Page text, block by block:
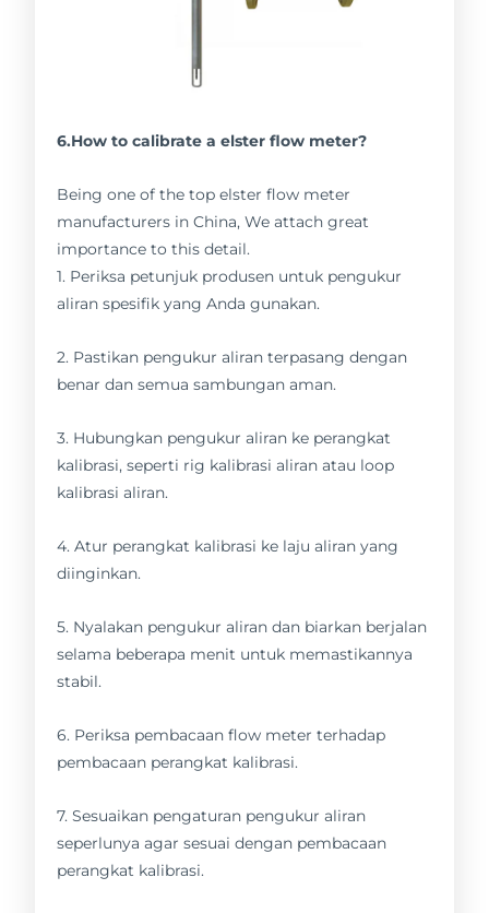
6.How to calibrate a elster flow meter?
Being one of the top elster flow meter
manufacturers in China, We attach great
importance to this detail.
1. Periksa petunjuk produsen untuk pengukur
aliran spesifik yang Anda gunakan.
2. Pastikan pengukur aliran terpasang dengan
benar dan semua sambungan aman.
3. Hubungkan pengukur aliran ke perangkat
kalibrasi, seperti rig kalibrasi aliran atau loop
kalibrasi aliran.
4. Atur perangkat kalibrasi ke laju aliran yang
diinginkan.
5. Nyalakan pengukur aliran dan biarkan berjalan
selama beberapa menit untuk memastikannya
stabil.
6. Periksa pembacaan flow meter terhadap
pembacaan perangkat kalibrasi.
7. Sesuaikan pengaturan pengukur aliran
seperlunya agar sesuai dengan pembacaan
perangkat kalibrasi.